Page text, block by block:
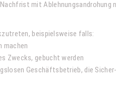
mit
beispielsweise falls:
machen
Zwecks, gebucht werden
Geschäftsbetrieb, die